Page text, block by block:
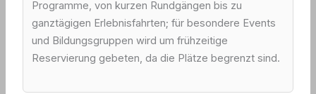
Programme, von kurzen Rundgängen bis zu
ganztägigen Erlebnisfahrten; für besondere Events
und Bildungsgruppen wird um frühzeitige
Reservierung gebeten, da die Plätze begrenzt sind.